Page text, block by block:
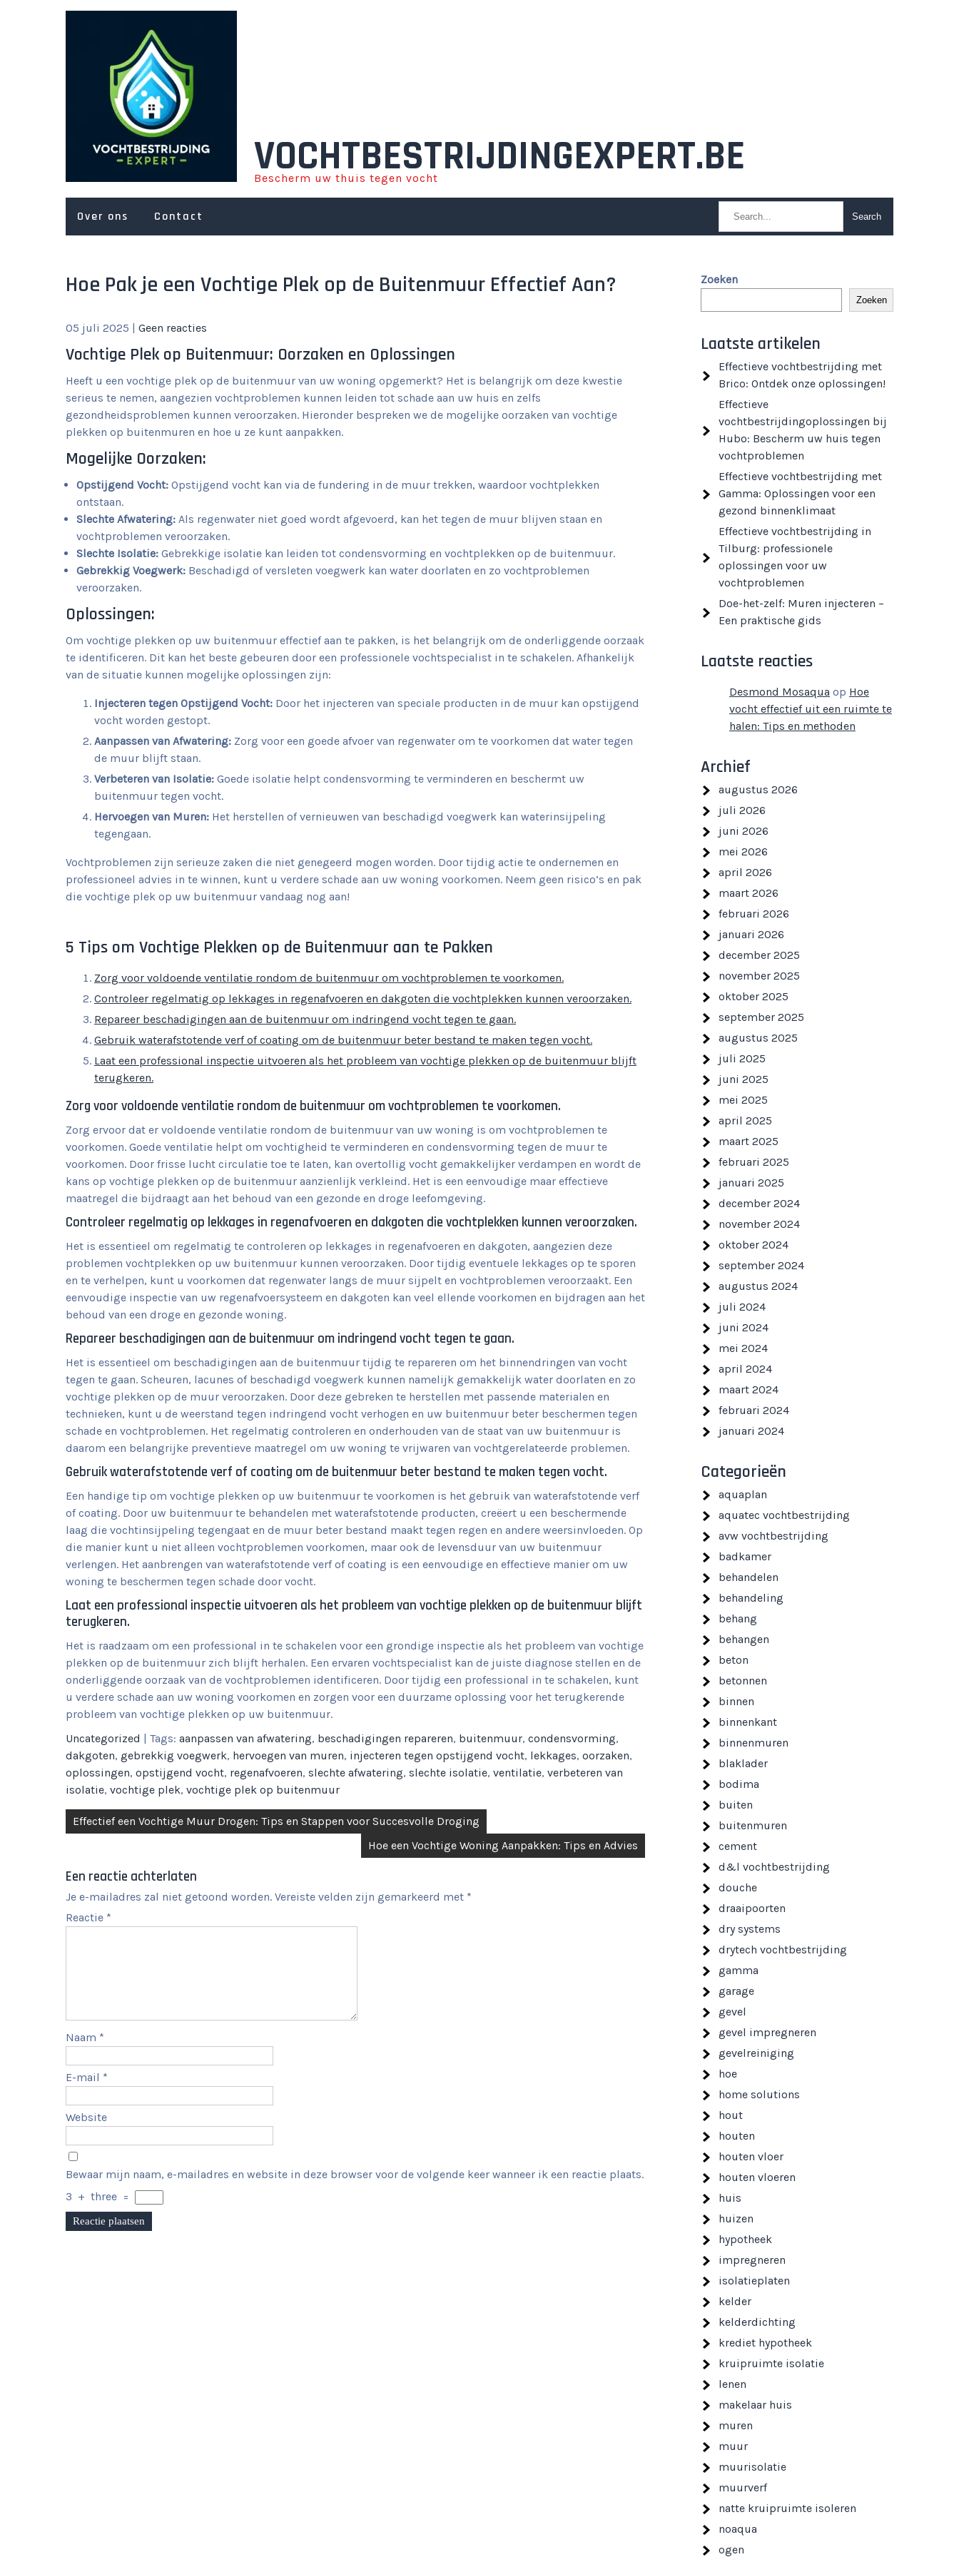
VOCHTBESTRIJDINGEXPERT.BE
Bescherm uw thuis tegen vocht
Over ons Contact
Hoe Pak je een Vochtige Plek op de Buitenmuur Effectief Aan?
05 juli 2025 | Geen reacties
Vochtige Plek op Buitenmuur: Oorzaken en Oplossingen
Heeft u een vochtige plek op de buitenmuur van uw woning opgemerkt? Het is belangrijk om deze kwestie
serieus te nemen, aangezien vochtproblemen kunnen leiden tot schade aan uw huis en zelfs
gezondheidsproblemen kunnen veroorzaken. Hieronder bespreken we de mogelijke oorzaken van vochtige
plekken op buitenmuren en hoe u ze kunt aanpakken.
Mogelijke Oorzaken:
Opstijgend Vocht: Opstijgend vocht kan via de fundering in de muur trekken, waardoor vochtplekken
ontstaan.
Slechte Afwatering: Als regenwater niet goed wordt afgevoerd, kan het tegen de muur blijven staan en
vochtproblemen veroorzaken.
Slechte Isolatie: Gebrekkige isolatie kan leiden tot condensvorming en vochtplekken op de buitenmuur.
Gebrekkig Voegwerk: Beschadigd of versleten voegwerk kan water doorlaten en zo vochtproblemen
veroorzaken.
Oplossingen:
Om vochtige plekken op uw buitenmuur effectief aan te pakken, is het belangrijk om de onderliggende oorzaak
te identificeren. Dit kan het beste gebeuren door een professionele vochtspecialist in te schakelen. Afhankelijk
van de situatie kunnen mogelijke oplossingen zijn:
Injecteren tegen Opstijgend Vocht: Door het injecteren van speciale producten in de muur kan opstijgend
vocht worden gestopt.
Aanpassen van Afwatering: Zorg voor een goede afvoer van regenwater om te voorkomen dat water tegen
de muur blijft staan.
Verbeteren van Isolatie: Goede isolatie helpt condensvorming te verminderen en beschermt uw
buitenmuur tegen vocht.
Hervoegen van Muren: Het herstellen of vernieuwen van beschadigd voegwerk kan waterinsijpeling
tegengaan.
Vochtproblemen zijn serieuze zaken die niet genegeerd mogen worden. Door tijdig actie te ondernemen en
professioneel advies in te winnen, kunt u verdere schade aan uw woning voorkomen. Neem geen risico’s en pak
die vochtige plek op uw buitenmuur vandaag nog aan!
5 Tips om Vochtige Plekken op de Buitenmuur aan te Pakken
Zorg voor voldoende ventilatie rondom de buitenmuur om vochtproblemen te voorkomen.
Controleer regelmatig op lekkages in regenafvoeren en dakgoten die vochtplekken kunnen veroorzaken.
Repareer beschadigingen aan de buitenmuur om indringend vocht tegen te gaan.
Gebruik waterafstotende verf of coating om de buitenmuur beter bestand te maken tegen vocht.
Laat een professional inspectie uitvoeren als het probleem van vochtige plekken op de buitenmuur blijft
terugkeren.
Zorg voor voldoende ventilatie rondom de buitenmuur om vochtproblemen te voorkomen.
Zorg ervoor dat er voldoende ventilatie rondom de buitenmuur van uw woning is om vochtproblemen te
voorkomen. Goede ventilatie helpt om vochtigheid te verminderen en condensvorming tegen de muur te
voorkomen. Door frisse lucht circulatie toe te laten, kan overtollig vocht gemakkelijker verdampen en wordt de
kans op vochtige plekken op de buitenmuur aanzienlijk verkleind. Het is een eenvoudige maar effectieve
maatregel die bijdraagt aan het behoud van een gezonde en droge leefomgeving.
Controleer regelmatig op lekkages in regenafvoeren en dakgoten die vochtplekken kunnen veroorzaken.
Het is essentieel om regelmatig te controleren op lekkages in regenafvoeren en dakgoten, aangezien deze
problemen vochtplekken op uw buitenmuur kunnen veroorzaken. Door tijdig eventuele lekkages op te sporen
en te verhelpen, kunt u voorkomen dat regenwater langs de muur sijpelt en vochtproblemen veroorzaakt. Een
eenvoudige inspectie van uw regenafvoersysteem en dakgoten kan veel ellende voorkomen en bijdragen aan het
behoud van een droge en gezonde woning.
Repareer beschadigingen aan de buitenmuur om indringend vocht tegen te gaan.
Het is essentieel om beschadigingen aan de buitenmuur tijdig te repareren om het binnendringen van vocht
tegen te gaan. Scheuren, lacunes of beschadigd voegwerk kunnen namelijk gemakkelijk water doorlaten en zo
vochtige plekken op de muur veroorzaken. Door deze gebreken te herstellen met passende materialen en
technieken, kunt u de weerstand tegen indringend vocht verhogen en uw buitenmuur beter beschermen tegen
schade en vochtproblemen. Het regelmatig controleren en onderhouden van de staat van uw buitenmuur is
daarom een belangrijke preventieve maatregel om uw woning te vrijwaren van vochtgerelateerde problemen.
Gebruik waterafstotende verf of coating om de buitenmuur beter bestand te maken tegen vocht.
Een handige tip om vochtige plekken op uw buitenmuur te voorkomen is het gebruik van waterafstotende verf
of coating. Door uw buitenmuur te behandelen met waterafstotende producten, creëert u een beschermende
laag die vochtinsijpeling tegengaat en de muur beter bestand maakt tegen regen en andere weersinvloeden. Op
die manier kunt u niet alleen vochtproblemen voorkomen, maar ook de levensduur van uw buitenmuur
verlengen. Het aanbrengen van waterafstotende verf of coating is een eenvoudige en effectieve manier om uw
woning te beschermen tegen schade door vocht.
Laat een professional inspectie uitvoeren als het probleem van vochtige plekken op de buitenmuur blijft
terugkeren.
Het is raadzaam om een professional in te schakelen voor een grondige inspectie als het probleem van vochtige
plekken op de buitenmuur zich blijft herhalen. Een ervaren vochtspecialist kan de juiste diagnose stellen en de
onderliggende oorzaak van de vochtproblemen identificeren. Door tijdig een professional in te schakelen, kunt
u verdere schade aan uw woning voorkomen en zorgen voor een duurzame oplossing voor het terugkerende
probleem van vochtige plekken op uw buitenmuur.
Uncategorized | Tags: aanpassen van afwatering, beschadigingen repareren, buitenmuur, condensvorming,
dakgoten, gebrekkig voegwerk, hervoegen van muren, injecteren tegen opstijgend vocht, lekkages, oorzaken,
oplossingen, opstijgend vocht, regenafvoeren, slechte afwatering, slechte isolatie, ventilatie, verbeteren van
isolatie, vochtige plek, vochtige plek op buitenmuur
Berichtnavigatie
Effectief een Vochtige Muur Drogen: Tips en Stappen voor Succesvolle Droging
Hoe een Vochtige Woning Aanpakken: Tips en Advies
Een reactie achterlaten
Je e-mailadres zal niet getoond worden. Vereiste velden zijn gemarkeerd met *
Reactie *
Naam *
E-mail *
Website
Bewaar mijn naam, e-mailadres en website in deze browser voor de volgende keer wanneer ik een reactie plaats.
3 + three =
Zoeken
Zoeken
Laatste artikelen
Effectieve vochtbestrijding met
Brico: Ontdek onze oplossingen!
Effectieve
vochtbestrijdingoplossingen bij
Hubo: Bescherm uw huis tegen
vochtproblemen
Effectieve vochtbestrijding met
Gamma: Oplossingen voor een
gezond binnenklimaat
Effectieve vochtbestrijding in
Tilburg: professionele
oplossingen voor uw
vochtproblemen
Doe-het-zelf: Muren injecteren –
Een praktische gids
Laatste reacties
Desmond Mosaqua op Hoe
vocht effectief uit een ruimte te
halen: Tips en methoden
Archief
augustus 2026
juli 2026
juni 2026
mei 2026
april 2026
maart 2026
februari 2026
januari 2026
december 2025
november 2025
oktober 2025
september 2025
augustus 2025
juli 2025
juni 2025
mei 2025
april 2025
maart 2025
februari 2025
januari 2025
december 2024
november 2024
oktober 2024
september 2024
augustus 2024
juli 2024
juni 2024
mei 2024
april 2024
maart 2024
februari 2024
januari 2024
Categorieën
aquaplan
aquatec vochtbestrijding
avw vochtbestrijding
badkamer
behandelen
behandeling
behang
behangen
beton
betonnen
binnen
binnenkant
binnenmuren
blaklader
bodima
buiten
buitenmuren
cement
d&l vochtbestrijding
douche
draaipoorten
dry systems
drytech vochtbestrijding
gamma
garage
gevel
gevel impregneren
gevelreiniging
hoe
home solutions
hout
houten
houten vloer
houten vloeren
huis
huizen
hypotheek
impregneren
isolatieplaten
kelder
kelderdichting
krediet hypotheek
kruipruimte isolatie
lenen
makelaar huis
muren
muur
muurisolatie
muurverf
natte kruipruimte isoleren
noaqua
ogen